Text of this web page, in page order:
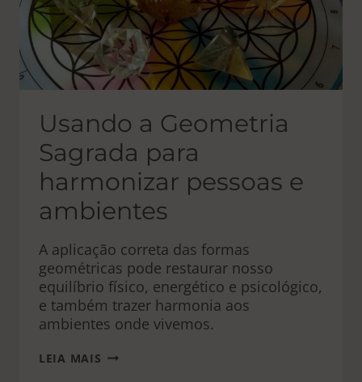
Usando a Geometria
Sagrada para
harmonizar pessoas e
ambientes
A aplicação correta das formas
geométricas pode restaurar nosso
equilíbrio físico, energético e psicológico,
e também trazer harmonia aos
ambientes onde vivemos.
LEIA MAIS USANDO